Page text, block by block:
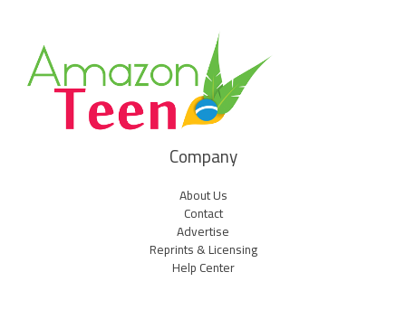
Company
About Us
Contact
Advertise
Reprints & Licensing
Help Center